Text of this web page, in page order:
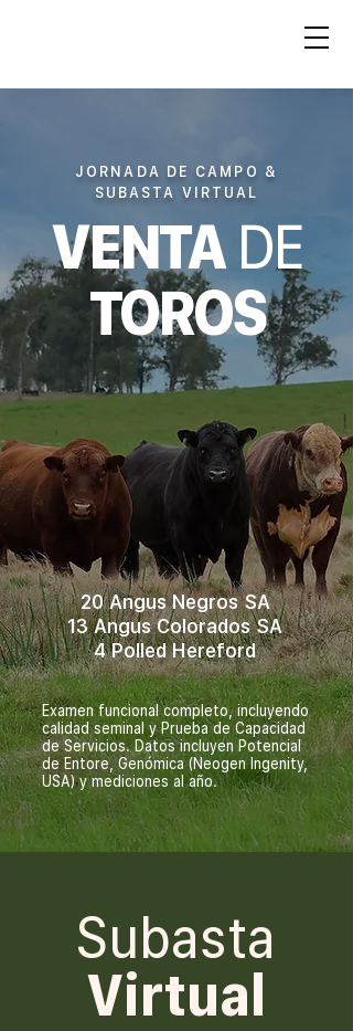
JORNADA DE CAMPO &
SUBASTA VIRTUAL
VENTADE
TOROS
20 Angus Negros SA
13 Angus Colorados SA
4 Polled Hereford
Examen funcional completo, incluyendo
calidad seminal y Prueba de Capacidad
de Servicios. Datos incluyen Potencial
de Entore, Genómica (Neogen Ingenity,
USA) y mediciones al año.
Subasta
Virtual